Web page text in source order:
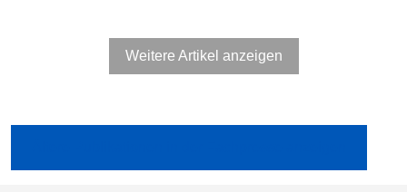
Weitere Artikel anzeigen